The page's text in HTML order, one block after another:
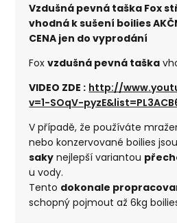
Vzdušná pevná taška Fox
vhodná k sušení boilies
CENA jen do vyprodání
Foxvzdušná pevná taška
VIDEO ZDE : http://
v=1-SOqV-
V případě, že používáte
nebo konzervované boilies
saky nejlepší variantou
u vody.
Tento dokonale
schopný pojmout až 6kg